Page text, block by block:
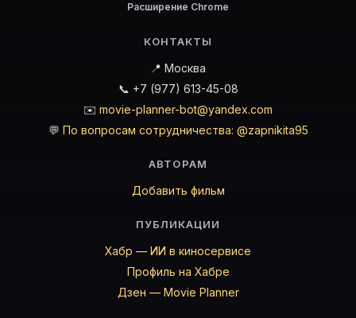
Расширение Chrome
КОНТАКТЫ
📍 Москва
📞 +7 (977) 613-45-08
✉️ movie-planner-bot@yandex.com
💬 По вопросам сотрудничества: @zapnikita95
АВТОРАМ
Добавить фильм
ПУБЛИКАЦИИ
Хабр — ИИ в киносервисе
Профиль на Хабре
Дзен — Movie Planner